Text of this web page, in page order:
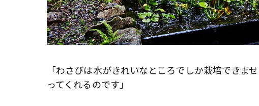
「わさびは水がきれいなところでしか栽培できま
ってくれるのです」